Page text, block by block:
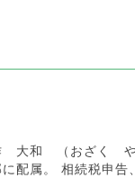
大和 （おざく
配属。 相続税申告